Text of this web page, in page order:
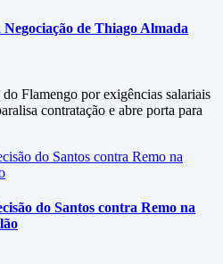
de Thiago Almada
Flamengo por exigências salariais
contratação e abre porta para
do Santos contra Remo na